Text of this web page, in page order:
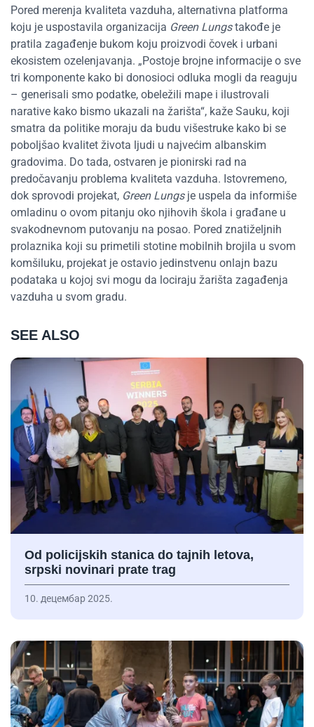
Pored merenja kvaliteta vazduha, alternativna platforma
koju je uspostavila organizacija Green Lungstakođe je
pratila zagađenje bukom koju proizvodi čovek i urbani
ekosistem ozelenjavanja. „Postoje brojne informacije o sve
tri komponente kako bi donosioci odluka mogli da reaguju
– generisali smo podatke, obeležili mape i ilustrovali
narative kako bismo ukazali na žarišta“, kaže Sauku, koji
smatra da politike moraju da budu višestruke kako bi se
poboljšao kvalitet života ljudi u najvećim albanskim
gradovima. Do tada, ostvaren je pionirski rad na
predočavanju problema kvaliteta vazduha. Istovremeno,
dok sprovodi projekat, Green Lungsje uspela da informiše
omladinu o ovom pitanju oko njihovih škola i građane u
svakodnevnom putovanju na posao. Pored znatiželjnih
prolaznika koji su primetili stotine mobilnih brojila u svom
komšiluku, projekat je ostavio jedinstvenu onlajn bazu
podataka u kojoj svi mogu da lociraju žarišta zagađenja
vazduha u svom gradu.
SEE ALSO
Od policijskih stanica do tajnih letova,
srpski novinari prate trag
10. децембар 2025.